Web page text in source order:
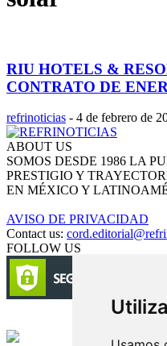
RIU HOTELS &
CONTRATO DE
refrinoticias - 4 de febrero de
ABOUT US
SOMOS DESDE 1986 LA
PRESTIGIO Y
EN MÉXICO Y
AVISO DE PRIVACIDAD
Contact us:
FOLLOW US